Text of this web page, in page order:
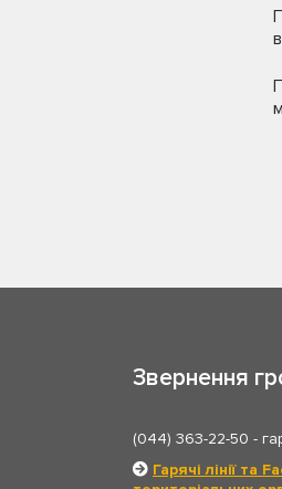
Звернення
(044) 363-22-50 -
Гарячі лінії та